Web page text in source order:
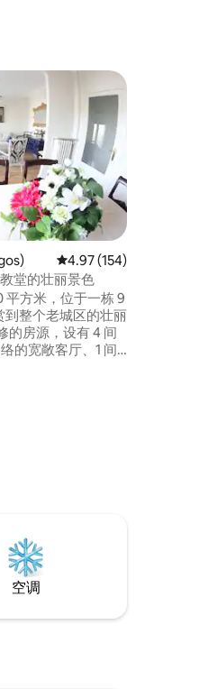
条评价
平均评分 4.97 分（满
4.97 (154)
堂的壮丽景色
平方米，位于一栋 9
到整个老城区的壮丽
的房源，设有 4 间
的宽敞客厅、1 间
空调